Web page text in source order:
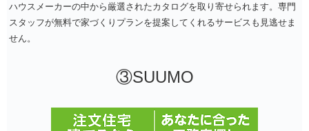
ハウスメーカーの中から厳選されたカタログを取り寄せられます。専門
スタッフが無料で家づくりプランを提案してくれるサービスも見逃せま
せん。
③SUUMO